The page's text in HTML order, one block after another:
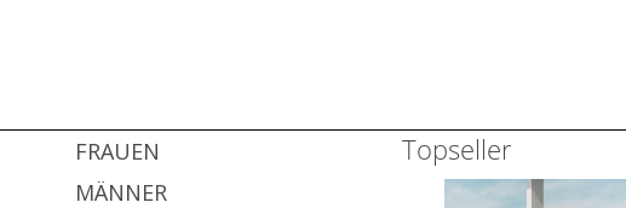
FRAUEN
MÄNNER
Topseller